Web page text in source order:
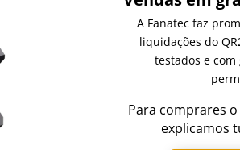
A Fanatec faz
liquidações do
testados e
Para comprares
explicamos